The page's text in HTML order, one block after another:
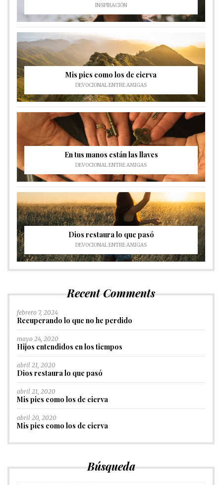
INSPIRACIÓN
Mis pies como los de cierva
DEVOCIONAL ENTRE AMIGAS
En tus manos están las llaves
DEVOCIONAL ENTRE AMIGAS
Dios restaura lo que pasó
DEVOCIONAL ENTRE AMIGAS
Recent Comments
febrero 7, 2024
Recuperando lo que no he perdido
mayo 24, 2020
Hijos entendidos en los tiempos
abril 21, 2020
Dios restaura lo que pasó
abril 21, 2020
Mis pies como los de cierva
abril 20, 2020
Mis pies como los de cierva
Búsqueda